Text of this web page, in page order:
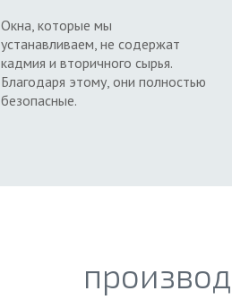
Окна, которые мы
устанавливаем, не содержат
кадмия и вторичного сырья.
Благодаря этому, они полностью
безопасные.